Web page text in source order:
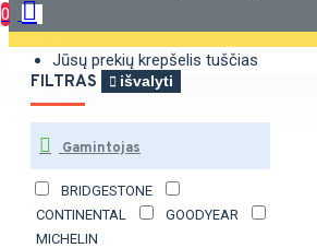
0
Jūsų prekių krepšelis tuščias
FILTRAS išvalyti
Gamintojas
BRIDGESTONE
CONTINENTAL
GOODYEAR
MICHELIN